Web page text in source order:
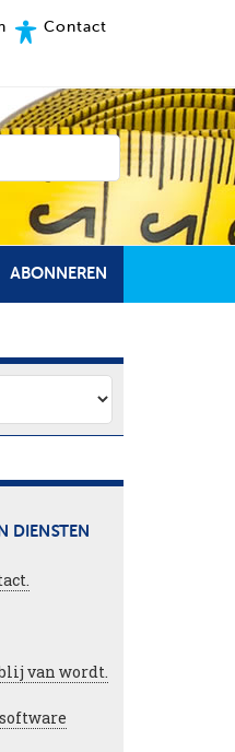
Contact
ABONNEREN
DIENSTEN
van wordt.